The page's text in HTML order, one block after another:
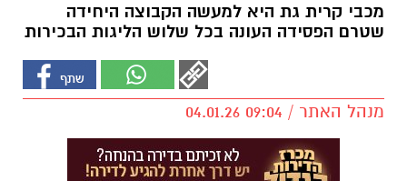
מכבי קרית גת היא למעשה הקבוצה היחידה
שטרם הפסידה העונה בכל שלוש הליגות הבכירות
מנהל האתר / 09:04 04.01.26